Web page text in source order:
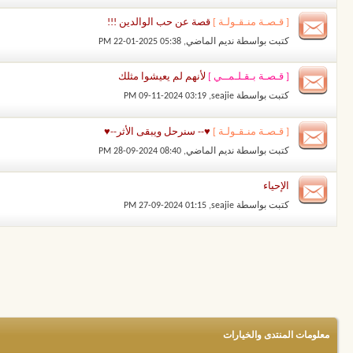
[ قـصـة منـقـولـة ] قصة عن حب الوالدين !!!
كتبت بواسطة نديم الماضي‏, 22-01-2025 05:38 PM
[ قـصـة بـقـلـمــي ] لأنهم لم يعيشوا مثلك
كتبت بواسطة seajie
‏, 09-11-2024 03:19 PM
[ قـصـة منـقـولـة ] ♥-- سنرحل ويبقى الأثر--♥
كتبت بواسطة نديم الماضي‏, 28-09-2024 08:40 PM
الإحياء
كتبت بواسطة seajie
‏, 27-09-2024 01:15 PM
معلومات المنتدى والخيارات